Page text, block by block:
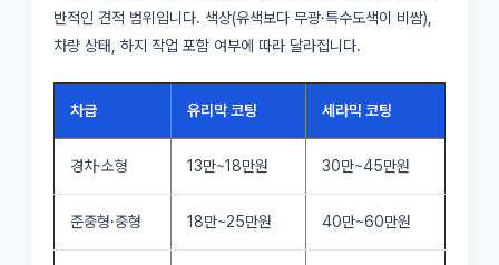
반적인 견적 범위입니다. 색상(유색보다 무광·특수도색이 비쌈),
차량 상태, 하지 작업 포함 여부에 따라 달라집니다.
차급 유리막 코팅 세라믹 코팅
경차·소형 13만~18만원 30만~45만원
준중형·중형 18만~25만원 40만~60만원